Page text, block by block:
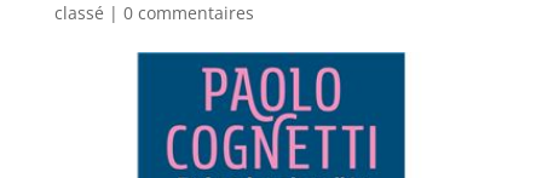
classé | 0 commentaires